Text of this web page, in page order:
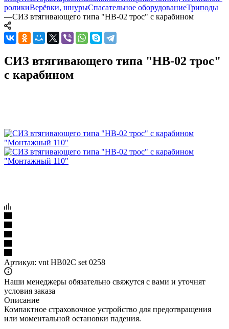
роликиВерёвки, шнурыСпасательное оборудованиеТриподы
—СИЗ втягивающего типа "НВ-02 трос" с карабином
СИЗ втягивающего типа "НВ-02 трос"
с карабином
Артикул: vnt HB02C set 0258
Наши менеджеры обязательно свяжутся с вами и уточнят
условия заказа
Описание
Компактное страховочное устройство для предотвращения
или моментальной остановки падения.